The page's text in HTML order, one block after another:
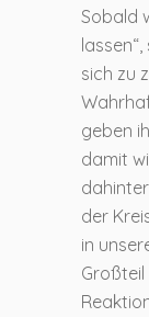
Sobald
sich zu
geben
damit
der
in